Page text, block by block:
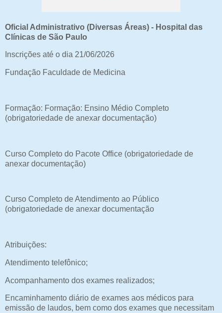
Oficial Administrativo (Diversas Áreas) - Hospital das
Clínicas de São Paulo
Inscrições até o dia 21/06/2026
Fundação Faculdade de Medicina
Formação: Formação: Ensino Médio Completo
(obrigatoriedade de anexar documentação)
Curso Completo do Pacote Office (obrigatoriedade de
anexar documentação)
Curso Completo de Atendimento ao Público
(obrigatoriedade de anexar documentação
Atribuições:
Atendimento telefônico;
Acompanhamento dos exames realizados;
Encaminhamento diário de exames aos médicos para
emissão de laudos, bem como dos exames que necessitam